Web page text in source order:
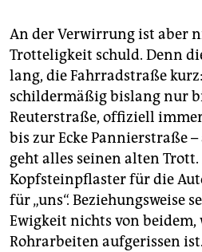
An der Verwirrung ist aber
Trotteligkeit schuld. Denn
lang, die Fahrradstraße
schildermäßig bislang nur
Reuterstraße, offiziell
bis zur Ecke Pannierstraße
geht alles seinen alten Trott.
Kopfsteinpflaster für die
für „uns“. Beziehungsweise
Ewigkeit nichts von beidem,
Rohrarbeiten aufgerissen